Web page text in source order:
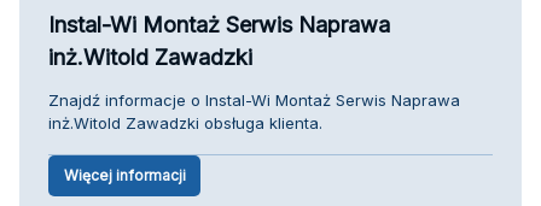
Instal-Wi Montaż Serwis Naprawa
inż.Witold Zawadzki
Znajdź informacje o Instal-Wi Montaż Serwis Naprawa
inż.Witold Zawadzki obsługa klienta.
Więcej informacji